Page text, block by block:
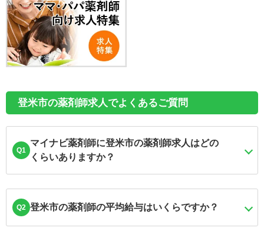
登米市の薬剤師求人でよくあるご質問
Q1
マイナビ薬剤師に登米市の薬剤師求人はどの
くらいありますか？
Q2 登米市の薬剤師の平均給与はいくらですか？